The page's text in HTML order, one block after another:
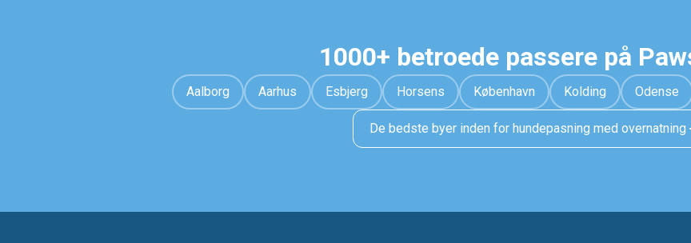
1000+ betroede passere på
Aalborg Aarhus Esbjerg Horsens København Kolding Odense
De bedste byer inden for hundepasning med overnatning